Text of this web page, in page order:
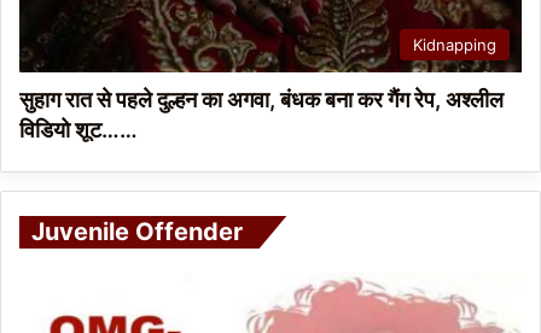
Kidnapping
सुहाग रात से पहले दुल्हन का अगवा, बंधक बना कर गैंग रेप, अश्लील
विडियो शूट……
Juvenile Offender